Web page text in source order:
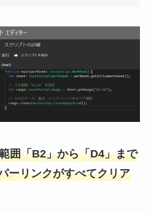
囲「B2」から「D4」まで
ーリンクがすべてクリア